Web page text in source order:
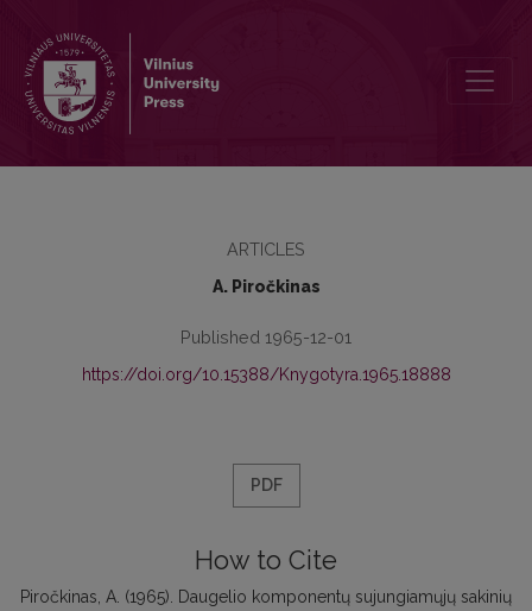
ARTICLES
A. Piročkinas
Published 1965-12-01
https://doi.org/10.15388/Knygotyra.1965.18888
PDF
How to Cite
Piročkinas, A. (1965). Daugelio komponentų sujungiamųjų sakinių